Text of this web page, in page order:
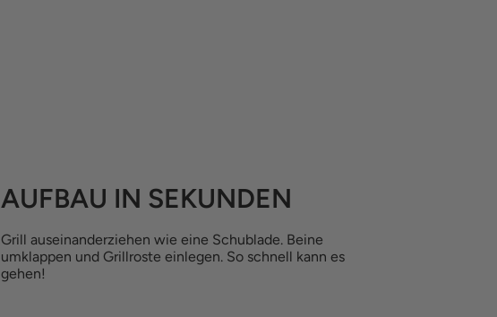
AUFBAU IN SEKUNDEN
Grill auseinanderziehen wie eine Schublade. Beine
umklappen und Grillroste einlegen. So schnell kann es
gehen!